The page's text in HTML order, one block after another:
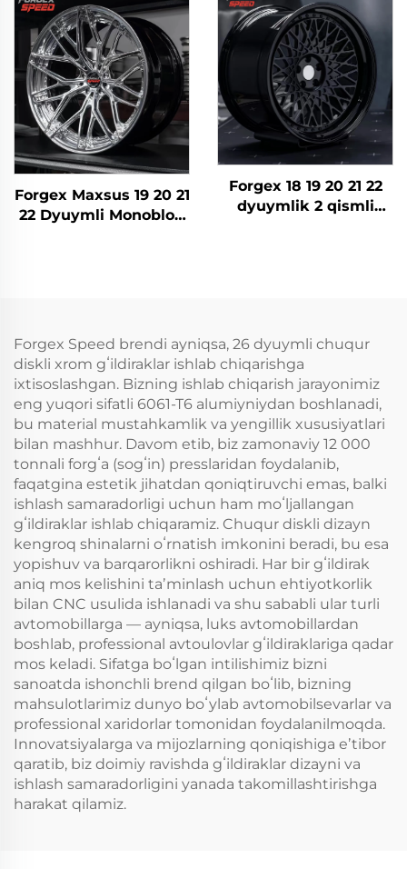
Qilingan 5x114.3 Lexus
IS300 Nissan 350Z
370Z GS300 S13 R32
uchun
konkav g'ildiraklar
BMW M2 M3 F80 Audi
Mercedes AMG
Porsche uchun
Forgex Maxsus 19 20 21
22 Dyuymli Monoblok
Panamera Lexus
uchun
Forgex 18 19 20 21 22
dyuymlik 2 qismli
Forgex Speed brendi ayniqsa, 26 dyuymli chuqur
diskli xrom gʻildiraklar ishlab chiqarishga
ixtisoslashgan. Bizning ishlab chiqarish jarayonimiz
eng yuqori sifatli 6061-T6 alumiyniydan boshlanadi,
bu material mustahkamlik va yengillik xususiyatlari
bilan mashhur. Davom etib, biz zamonaviy 12 000
tonnali forgʻa (sogʻin) presslaridan foydalanib,
faqatgina estetik jihatdan qoniqtiruvchi emas, balki
ishlash samaradorligi uchun ham moʻljallangan
gʻildiraklar ishlab chiqaramiz. Chuqur diskli dizayn
kengroq shinalarni oʻrnatish imkonini beradi, bu esa
yopishuv va barqarorlikni oshiradi. Har bir gʻildirak
aniq mos kelishini taʼminlash uchun ehtiyotkorlik
bilan CNC usulida ishlanadi va shu sababli ular turli
avtomobillarga — ayniqsa, luks avtomobillardan
boshlab, professional avtoulovlar gʻildiraklariga qadar
mos keladi. Sifatga boʻlgan intilishimiz bizni
sanoatda ishonchli brend qilgan boʻlib, bizning
mahsulotlarimiz dunyo boʻylab avtomobilsevarlar va
professional xaridorlar tomonidan foydalanilmoqda.
Innovatsiyalarga va mijozlarning qoniqishiga eʼtibor
qaratib, biz doimiy ravishda gʻildiraklar dizayni va
ishlash samaradorligini yanada takomillashtirishga
harakat qilamiz.